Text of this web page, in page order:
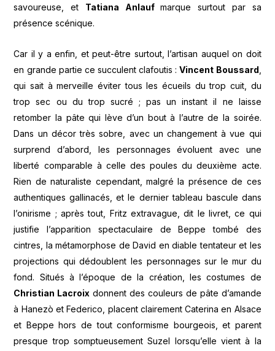
savoureuse, et Tatiana Anlaufmarque surtout par sa
présence scénique.
Car il y a enfin, et peut-être surtout, l’artisan auquel on doit
en grande partie ce succulent clafoutis :Vincent Boussard ,
qui sait à merveille éviter tous les écueils du trop cuit, du
trop sec ou du trop sucré ; pas un instant il ne laisse
retomber la pâte qui lève d’un bout à l’autre de la soirée.
Dans un décor très sobre, avec un changement à vue qui
surprend d’abord, les personnages évoluent avec une
liberté comparable à celle des poules du deuxième acte.
Rien de naturaliste cependant, malgré la présence de ces
authentiques gallinacés, et le dernier tableau bascule dans
l’onirisme ; après tout, Fritz extravague, dit le livret, ce qui
justifie l’apparition spectaculaire de Beppe tombé des
cintres, la métamorphose de David en diable tentateur et les
projections qui dédoublent les personnages sur le mur du
fond. Situés à l’époque de la création, les costumes de
Christian Lacroix donnent des couleurs de pâte d’amande
à Hanezò et Federico, placent clairement Caterina en Alsace
et Beppe hors de tout conformisme bourgeois, et parent
presque trop somptueusement Suzel lorsqu’elle vient à la